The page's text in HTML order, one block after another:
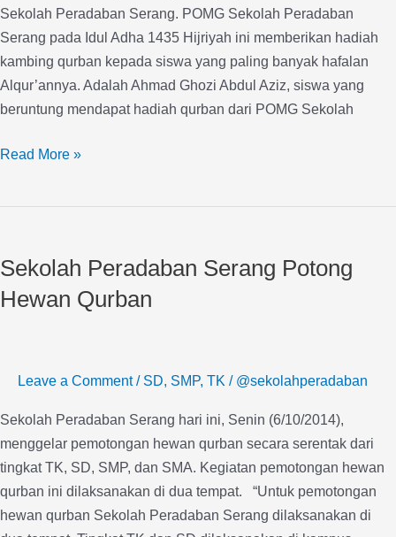
Sekolah Peradaban Serang. POMG Sekolah Peradaban
Serang pada Idul Adha 1435 Hijriyah ini memberikan hadiah
kambing qurban kepada siswa yang paling banyak hafalan
Alqur’annya. Adalah Ahmad Ghozi Abdul Aziz, siswa yang
beruntung mendapat hadiah qurban dari POMG Sekolah
Read More »
Sekolah Peradaban Serang Potong
Hewan Qurban
Leave a Comment / SD, SMP, TK / @sekolahperadaban
Sekolah Peradaban Serang hari ini, Senin (6/10/2014),
menggelar pemotongan hewan qurban secara serentak dari
tingkat TK, SD, SMP, dan SMA. Kegiatan pemotongan hewan
qurban ini dilaksanakan di dua tempat. “Untuk pemotongan
hewan qurban Sekolah Peradaban Serang dilaksanakan di
Serang
Potong